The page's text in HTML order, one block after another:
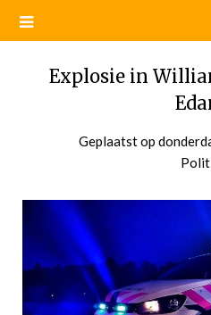
Explosie in
Geplaatst op